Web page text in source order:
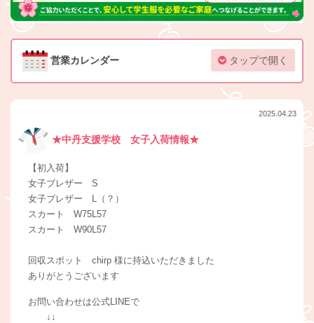
営業カレンダー タップで開く
2025.04.23
★中丹支援学校 女子入荷情報★
【初入荷】
女子ブレザー S
女子ブレザー L（？）
スカート W75L57
スカート W90L57
回収スポット chirp 様に持込いただきました
ありがとうございます
お問い合わせは公式LINEで
↓↓